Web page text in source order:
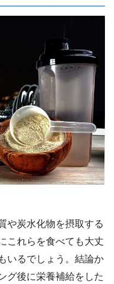
や炭水化物を摂取する
これらを食べても大丈
いるでしょう。結論か
グ後に栄養補給をした